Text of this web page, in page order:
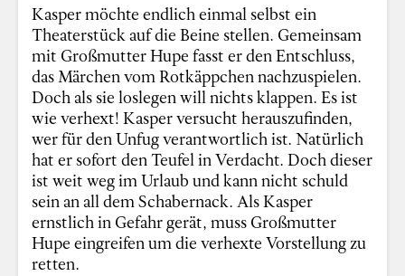
Kasper möchte endlich einmal selbst ein
Theaterstück auf die Beine stellen. Gemeinsam
mit Großmutter Hupe fasst er den Entschluss,
das Märchen vom Rotkäppchen nachzuspielen.
Doch als sie loslegen will nichts klappen. Es ist
wie verhext! Kasper versucht herauszufinden,
wer für den Unfug verantwortlich ist. Natürlich
hat er sofort den Teufel in Verdacht. Doch dieser
ist weit weg im Urlaub und kann nicht schuld
sein an all dem Schabernack. Als Kasper
ernstlich in Gefahr gerät, muss Großmutter
Hupe eingreifen um die verhexte Vorstellung zu
retten.